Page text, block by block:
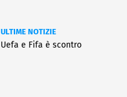
ULTIME NOTIZIE
Uefa e Fifa è scontro